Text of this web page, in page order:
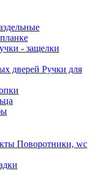
- защелки
Ручки для
Поворотники, wc